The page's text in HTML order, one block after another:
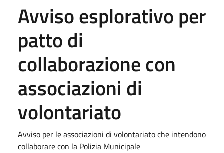
Avviso esplorativo per
patto di
collaborazione con
associazioni di
volontariato
Avviso per le associazioni di volontariato che intendono
collaborare con la Polizia Municipale